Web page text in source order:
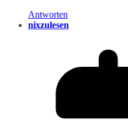
Antworten
nixzulesen